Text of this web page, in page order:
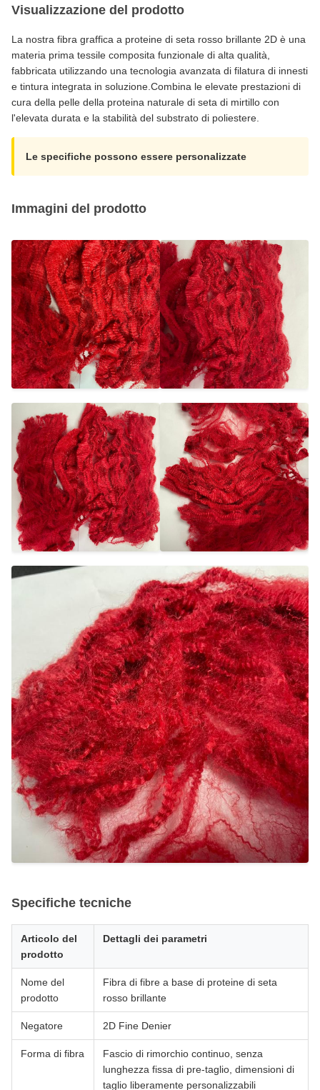
Visualizzazione del prodotto
La nostra fibra graffica a proteine di seta rosso brillante 2D è una
materia prima tessile composita funzionale di alta qualità,
fabbricata utilizzando una tecnologia avanzata di filatura di innesti
e tintura integrata in soluzione.Combina le elevate prestazioni di
cura della pelle della proteina naturale di seta di mirtillo con
l'elevata durata e la stabilità del substrato di poliestere.
Le specifiche possono essere personalizzate
Immagini del prodotto
Specifiche tecniche
Articolo del
prodotto
Dettagli dei parametri
Nome del
prodotto
Fibra di fibre a base di proteine di seta
rosso brillante
Negatore 2D Fine Denier
Forma di fibra
Fascio di rimorchio continuo, senza
lunghezza fissa di pre-taglio, dimensioni di
taglio liberamente personalizzabili